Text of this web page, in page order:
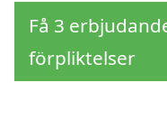
Få 3
förpliktelser